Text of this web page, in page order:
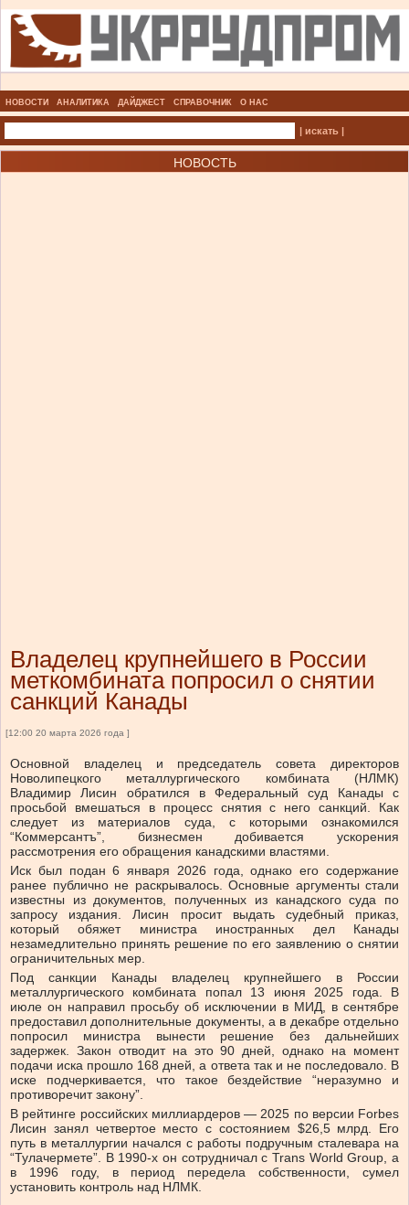
НОВОСТИ АНАЛИТИКА ДАЙДЖЕСТ СПРАВОЧНИК О НАС
| искать |
НОВОСТЬ
Владелец крупнейшего в России
меткомбината попросил о снятии
санкций Канады
[12:00 20 марта 2026 года ]
Основной владелец и председатель совета директоров
Новолипецкого металлургического комбината (НЛМК)
Владимир Лисин обратился в Федеральный суд Канады с
просьбой вмешаться в процесс снятия с него санкций. Как
следует из материалов суда, с которыми ознакомился
“Коммерсантъ”, бизнесмен добивается ускорения
рассмотрения его обращения канадскими властями.
Иск был подан 6 января 2026 года, однако его содержание
ранее публично не раскрывалось. Основные аргументы стали
известны из документов, полученных из канадского суда по
запросу издания. Лисин просит выдать судебный приказ,
который обяжет министра иностранных дел Канады
незамедлительно принять решение по его заявлению о снятии
ограничительных мер.
Под санкции Канады владелец крупнейшего в России
металлургического комбината попал 13 июня 2025 года. В
июле он направил просьбу об исключении в МИД, в сентябре
предоставил дополнительные документы, а в декабре отдельно
попросил министра вынести решение без дальнейших
задержек. Закон отводит на это 90 дней, однако на момент
подачи иска прошло 168 дней, а ответа так и не последовало. В
иске подчеркивается, что такое бездействие “неразумно и
противоречит закону”.
В рейтинге российских миллиардеров — 2025 по версии Forbes
Лисин занял четвертое место с состоянием $26,5 млрд. Его
путь в металлургии начался с работы подручным сталевара на
“Тулачермете”. В 1990-х он сотрудничал с Trans World Group, а
в 1996 году, в период передела собственности, сумел
установить контроль над НЛМК.